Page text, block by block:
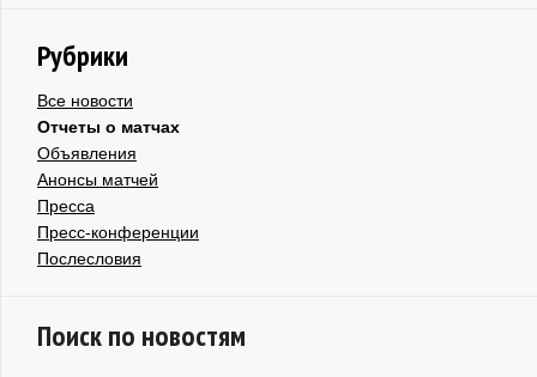
Рубрики
Все новости
Отчеты о матчах
Объявления
Анонсы матчей
Пресса
Пресс-конференции
Послесловия
Поиск по новостям